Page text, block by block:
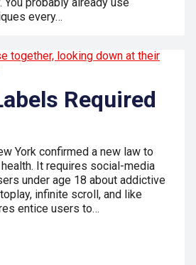
every…
Required
York confirmed a new law to
It requires social-media
under age 18 about addictive
infinite scroll, and like
entice users to…